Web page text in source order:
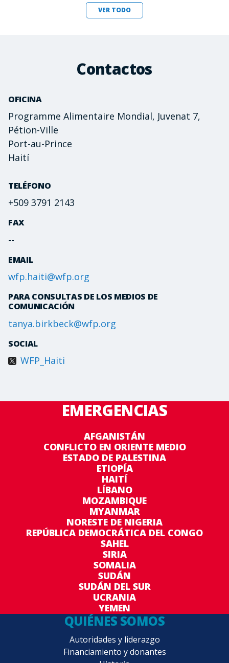
VER TODO
Contactos
OFICINA
Programme Alimentaire Mondial, Juvenat 7,
Pétion-Ville
Port-au-Prince
Haití
TELÉFONO
+509 3791 2143
FAX
--
EMAIL
wfp.haiti@wfp.org
PARA CONSULTAS DE LOS MEDIOS DE
COMUNICACIÓN
tanya.birkbeck@wfp.org
SOCIAL
WFP_Haiti
EMERGENCIAS
AFGANISTÁN
CONFLICTO EN ORIENTE MEDIO
ESTADO DE PALESTINA
ETIOPÍA
HAITÍ
LÍBANO
MOZAMBIQUE
MYANMAR
NORESTE DE NIGERIA
REPÚBLICA DEMOCRÁTICA DEL CONGO
SAHEL
SIRIA
SOMALIA
SUDÁN
SUDÁN DEL SUR
UCRANIA
YEMEN
QUIÉNES SOMOS
Autoridades y liderazgo
Financiamiento y donantes